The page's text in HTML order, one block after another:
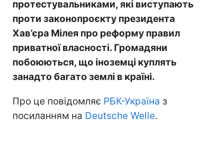
протестувальниками, які виступають
проти законопроєкту президента
Хав’єра Мілея про реформу правил
приватної власності. Громадяни
побоюються, що іноземці куплять
занадто багато землі в країні.
Про це повідомляє РБК-Україна з
посиланням на Deutsche Welle.